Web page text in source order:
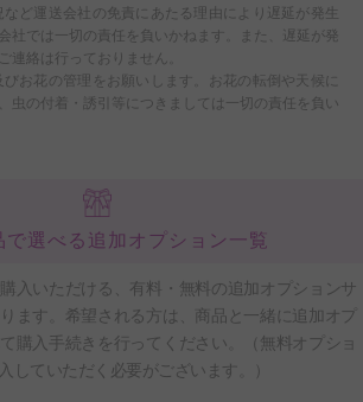
ど運送会社の免責にあたる理由により遅延が発生
社では一切の責任を負いかねます。また、遅延が発
連絡は行っておりません。
お花の管理をお願いします。お花の転倒や天候に
虫の付着・誘引等につきましては一切の責任を負い
で選べる追加オプション一覧
入いただける、有料・無料の追加オプションサ
ます。希望される方は、商品と一緒に追加オプ
購入手続きを行ってください。（無料オプショ
していただく必要がございます。）